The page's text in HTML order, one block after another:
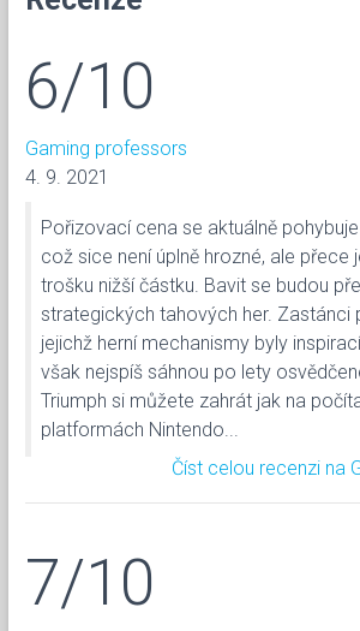
6/10
Gaming professors
4. 9. 2021
Pořizovací cena se aktuálně
což sice není úplně hrozné, ale přece
trošku nižší částku. Bavit se budou
strategických tahových her. Zastánci
jejichž herní mechanismy byly
však nejspíš sáhnou po lety
Triumph si můžete zahrát jak na
platformách Nintendo...
Číst celou recenzi na
7/10